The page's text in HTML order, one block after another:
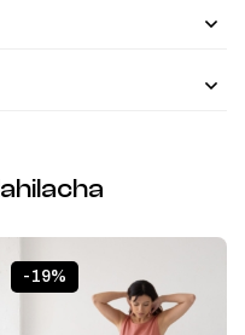
-19%